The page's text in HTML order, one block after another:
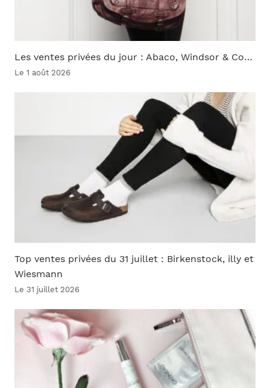
Les ventes privées du jour : Abaco, Windsor & Co…
Le 1 août 2026
Top ventes privées du 31 juillet : Birkenstock, illy et
Wiesmann
Le 31 juillet 2026